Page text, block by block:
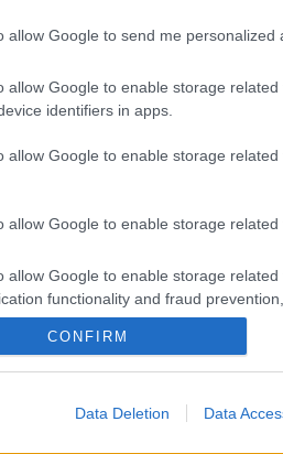
allow Google to send me personalized
allow Google to enable storage
identifiers in apps.
allow Google to enable storage
allow Google to enable storage related
allow Google to enable storage
functionality and fraud
CONFIRM
Data Deletion Data
viták is, sokan túl
mellett, helyett a
SZÁGULDÁS,
ŐRÜLT NAP,